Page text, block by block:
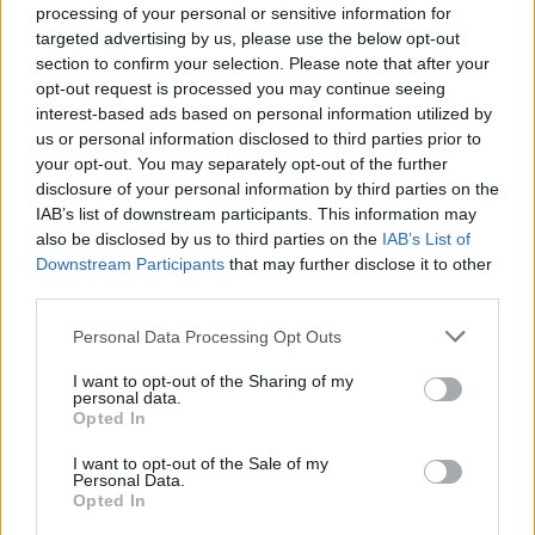
processing of your personal or sensitive information for
targeted advertising by us, please use the below opt-out
section to confirm your selection. Please note that after your
opt-out request is processed you may continue seeing
interest-based ads based on personal information utilized by
us or personal information disclosed to third parties prior to
your opt-out. You may separately opt-out of the further
disclosure of your personal information by third parties on the
IAB’s list of downstream participants. This information may
also be disclosed by us to third parties on the IAB’s List of
Downstream Participants that may further disclose it to other
Please note that this website/app uses one or more Google
not limited to your visit or usage behaviour. You may click to
grant or deny consent to Google and its third-party tags to
use your data for below specified purposes in below Google
consent section.
Personal Data Processing Opt Outs
I want to opt-out of the Sharing of my
personal data.
Opted In
I want to opt-out of the Sale of my
Personal Data.
Opted In
Gallura, finti clienti svuotano le suite: furto da
50mila nel resort
Meteo Olbia 7 agosto, sole e caldo tornano
protagonisti
Test tunnel Olbia: rampe chiuse ancora fino a
fine agosto